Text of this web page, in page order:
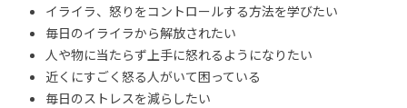
イライラ、怒りをコントロールする方法を学びたい
毎日のイライラから解放されたい
人や物に当たらず上手に怒れるようになりたい
近くにすごく怒る人がいて困っている
毎日のストレスを減らしたい